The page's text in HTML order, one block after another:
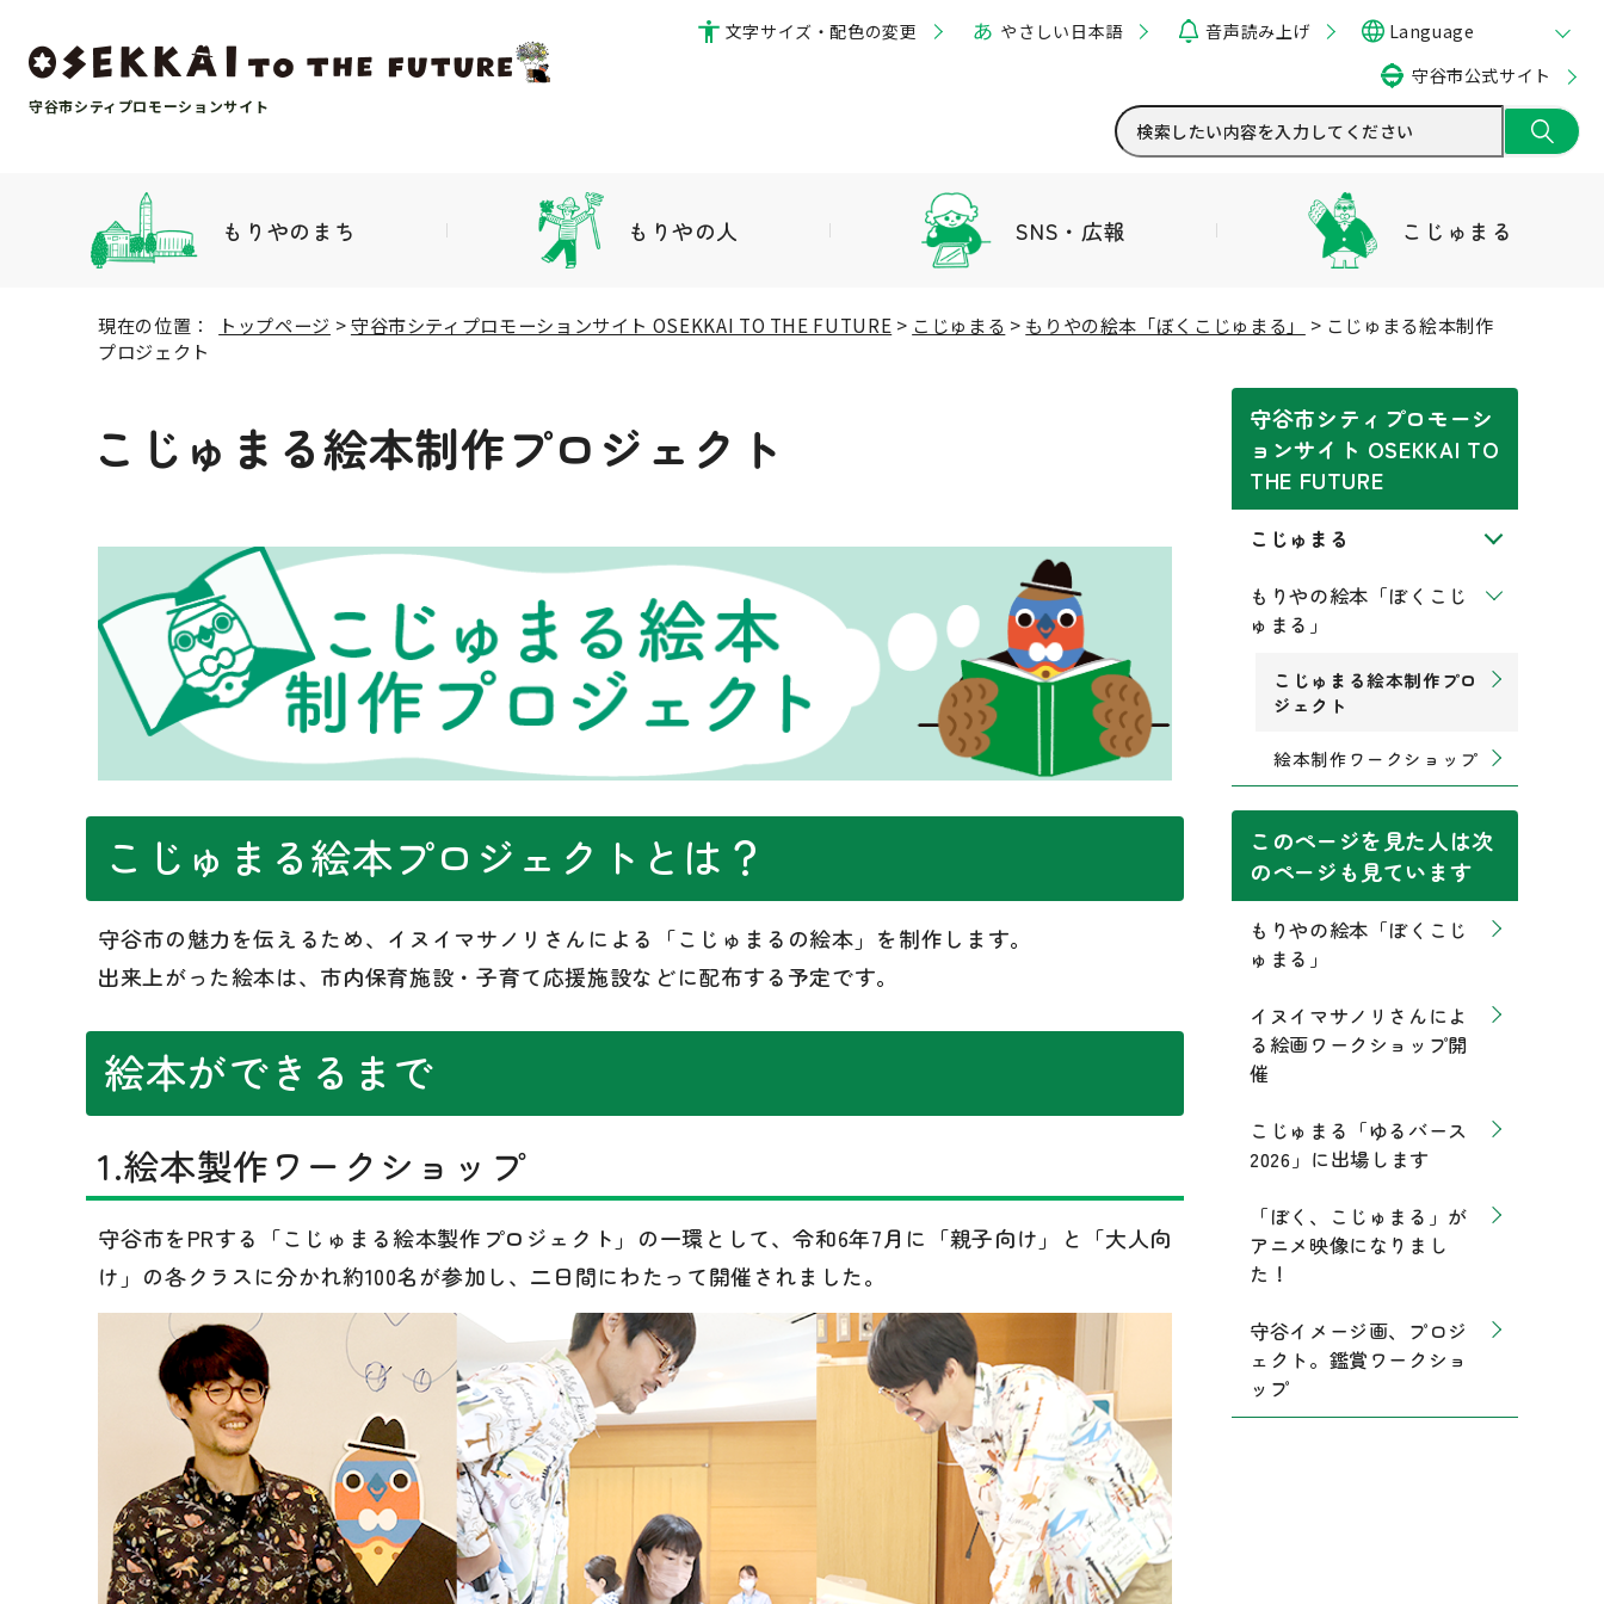
守谷市シティプロモーションサイト
文字サイズ・配色の変更 やさしい日本語 音声読み上げ
Language
守谷市公式サイト
もりやのまち もりやの人 SNS・広報 こじゅまる
現在の位置： トップページ >守谷市シティプロモーションサイト OSEKKAI TO THE FUTURE > こじゅまる > もりやの絵本「ぼくこじゅまる」
> こじゅまる絵本制作
プロジェクト
こじゅまる絵本制作プロジェクト
こじゅまる絵本プロジェクトとは？
守谷市の魅力を伝えるため、イヌイマサノリさんによる「こじゅまるの絵本」を制作します。
出来上がった絵本は、市内保育施設・子育て応援施設などに配布する予定です。
絵本ができるまで
1.絵本製作ワークショップ
守谷市をPRする「こじゅまる絵本製作プロジェクト」の一環として、令和6年7月に「親子向け」と「大人向
け」の各クラスに分かれ約100名が参加し、二日間にわたって開催されました。
守谷市シティプロモーシ
ョンサイト OSEKKAI TO
THE FUTURE
こじゅまる
もりやの絵本「ぼくこじ
ゅまる」
こじゅまる絵本制作プロ
ジェクト
絵本制作ワークショップ
このページを見た人は次
のページも見ています
もりやの絵本「ぼくこじ
ゅまる」
イヌイマサノリさんによ
る絵画ワークショップ開
催
こじゅまる「ゆるバース
2026」に出場します
「ぼく、こじゅまる」が
アニメ映像になりまし
た！
守谷イメージ画、プロジ
ェクト。鑑賞ワークショ
ップ